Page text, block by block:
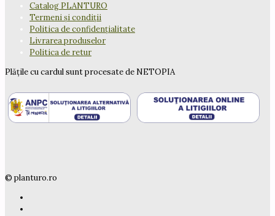
Catalog PLANTURO
Termeni și condiții
Politica de confidențialitate
Livrarea produselor
Politica de retur
Plățile cu cardul sunt procesate de NETOPIA
© planturo.ro